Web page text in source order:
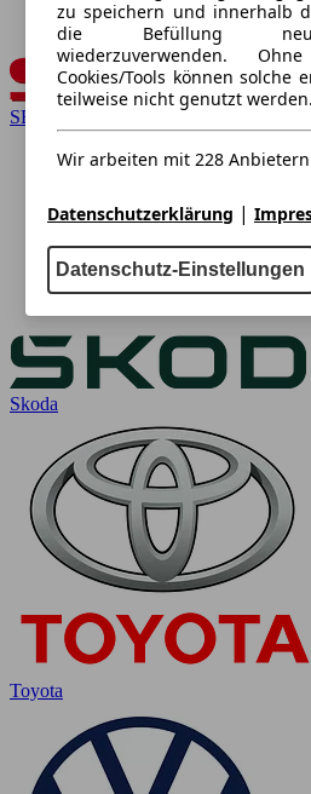
SEAT
Skoda
Toyota
zu speichern und innerhalb
die Befüllung neuer
wiederzuverwenden.
Cookies/Tools können solche
teilweise nicht genutzt werden.
Wir arbeiten mit 228
Datenschutzerklärung |
Datenschutz-Einstellungen